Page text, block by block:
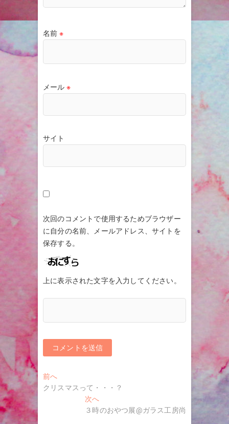
名前 ※
メール ※
サイト
次回のコメントで使用するためブラウザー
に自分の名前、メールアドレス、サイトを
保存する。
上に表示された文字を入力してください。
投
稿
前へ
去
クリスマスって・・・？
次へ
の
３時のおやつ展@ガラス工房尚